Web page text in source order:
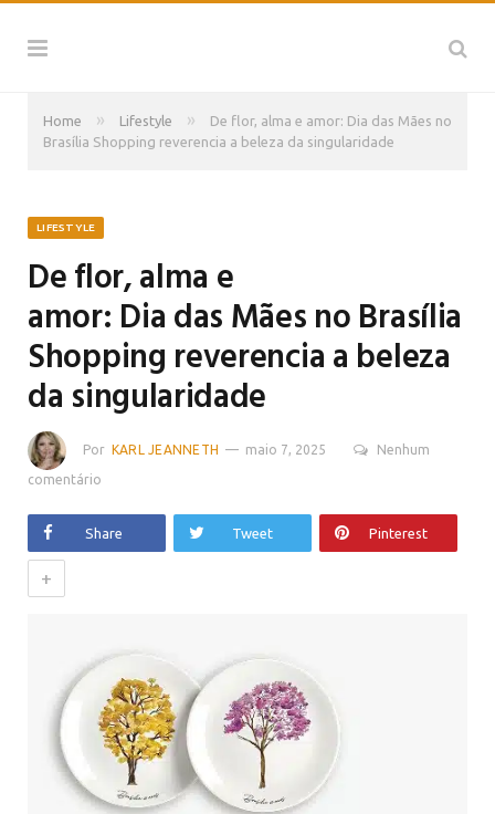
Home » Lifestyle »
De flor, alma e amor: Dia das Mães no
Brasília Shopping reverencia a beleza da singularidade
LIFESTYLE
De flor, alma e
amor: Dia das Mães no Brasília
Shopping reverencia a beleza
da singularidade
Por KARL JEANNETH maio 7, 2025 Nenhum
comentário
Share Tweet Pinterest
+